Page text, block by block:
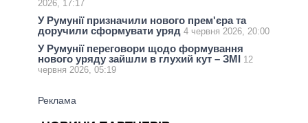
2026, 17:17
У Румунії призначили нового прем'єра та
доручили сформувати уряд 4 червня 2026, 20:00
У Румунії переговори щодо формування
нового уряду зайшли в глухий кут – ЗМІ 12
червня 2026, 05:19